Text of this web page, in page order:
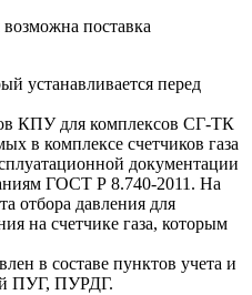
поставка
устанавливается перед
КПУ для комплексов СГ-ТК
в комплексе счетчиков газа
документации
ГОСТ Р 8.740-2011. На
отбора давления для
на счетчике газа, которым
в составе пунктов учета и
ПУГ, ПУРДГ.